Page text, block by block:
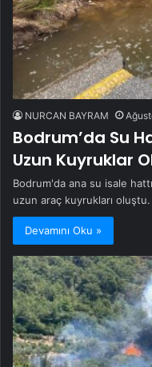
NURCAN BAYRAM
Bodrum’da Su
Uzun Kuyruklar
Bodrum'da ana su isale
uzun araç kuyrukları oluştu.
Devamını Oku »